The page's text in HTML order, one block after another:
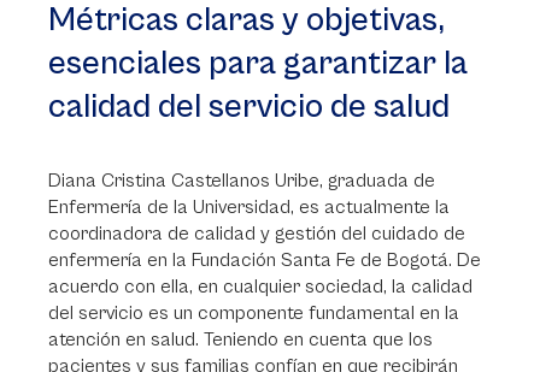
Métricas claras y objetivas,
esenciales para garantizar la
calidad del servicio de salud
Diana Cristina Castellanos Uribe, graduada de
Enfermería de la Universidad, es actualmente la
coordinadora de calidad y gestión del cuidado de
enfermería en la Fundación Santa Fe de Bogotá. De
acuerdo con ella, en cualquier sociedad, la calidad
del servicio es un componente fundamental en la
atención en salud. Teniendo en cuenta que los
pacientes y sus familias confían en que recibirán